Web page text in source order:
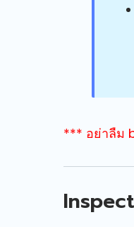
*** อย่าลืม